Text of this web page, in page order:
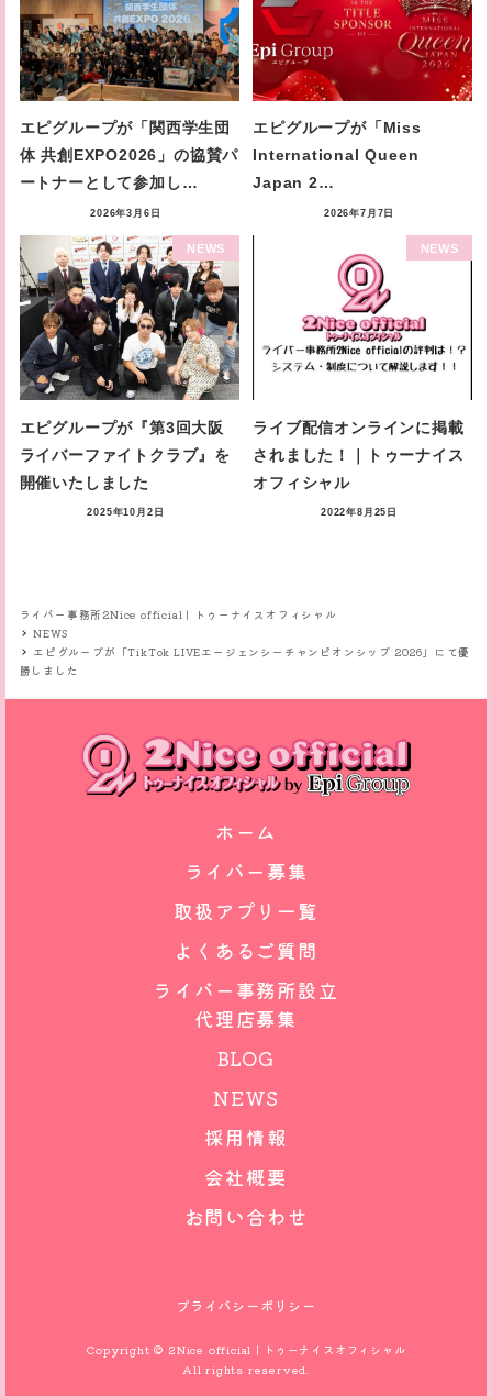
エピグループが「関西学生団
体 共創EXPO2026」の協賛パ
ートナーとして参加し…
2026年3月6日
エピグループが「Miss
International Queen
Japan 2…
2026年7月7日
NEWS
エピグループが『第3回大阪
ライバーファイトクラブ』を
開催いたしました
2025年10月2日
NEWS
ライブ配信オンラインに掲載
されました！｜トゥーナイス
オフィシャル
2022年8月25日
ライバー事務所2Nice official｜トゥーナイスオフィシャル
NEWS
エピグループが「TikTok LIVEエージェンシーチャンピオンシップ 2026」にて優
勝しました
ホーム
ライバー募集
よくあるご質問
BLOG
NEWS
取扱アプリ一覧
会社概要
採用情報
お問い合わせ
ライバー事務所設立
代理店募集
プライバシーポリシー
Copyright © 2Nice official｜トゥーナイスオフィシャル
All rights reserved.